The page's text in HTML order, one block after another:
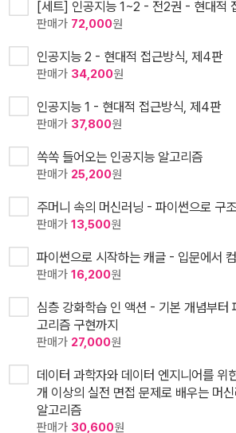
[세트] 인공지능 1~2 - 전2권 - 현대적
판매가 72,000원
인공지능 2 - 현대적 접근방식, 제4판
판매가 34,200원
인공지능 1 - 현대적 접근방식, 제4판
판매가 37,800원
쏙쏙 들어오는 인공지능 알고리즘
판매가 25,200원
주머니 속의 머신러닝 - 파이썬으로 구
판매가 13,500원
파이썬으로 시작하는 캐글 - 입문에서
판매가 16,200원
심층 강화학습 인 액션 - 기본 개념부터
고리즘 구현까지
판매가 27,000원
데이터 과학자와 데이터 엔지니어를
개 이상의 실전 면접 문제로 배우는 머
알고리즘
판매가 30,600원